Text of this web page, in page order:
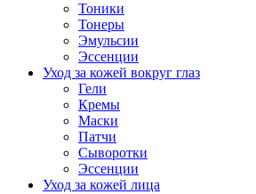
Тоники
Тонеры
Эмульсии
Эссенции
Уход за кожей вокруг глаз
Гели
Кремы
Маски
Патчи
Сыворотки
Эссенции
Уход за кожей лица